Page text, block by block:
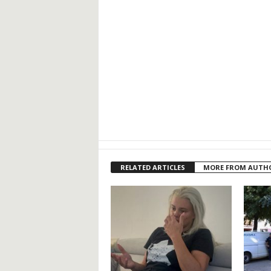
RELATED ARTICLES MORE FROM